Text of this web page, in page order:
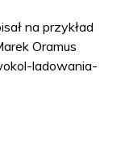
na przykład
Oramus
ladowania-